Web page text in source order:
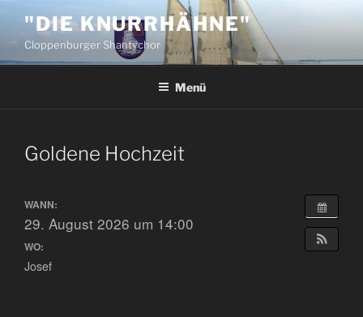
springen
"DIE KNURRHÄHNE"
Cloppenburger Shantychor
Menü
Goldene Hochzeit
WANN:
29. August 2026 um 14:00
WO:
Josef